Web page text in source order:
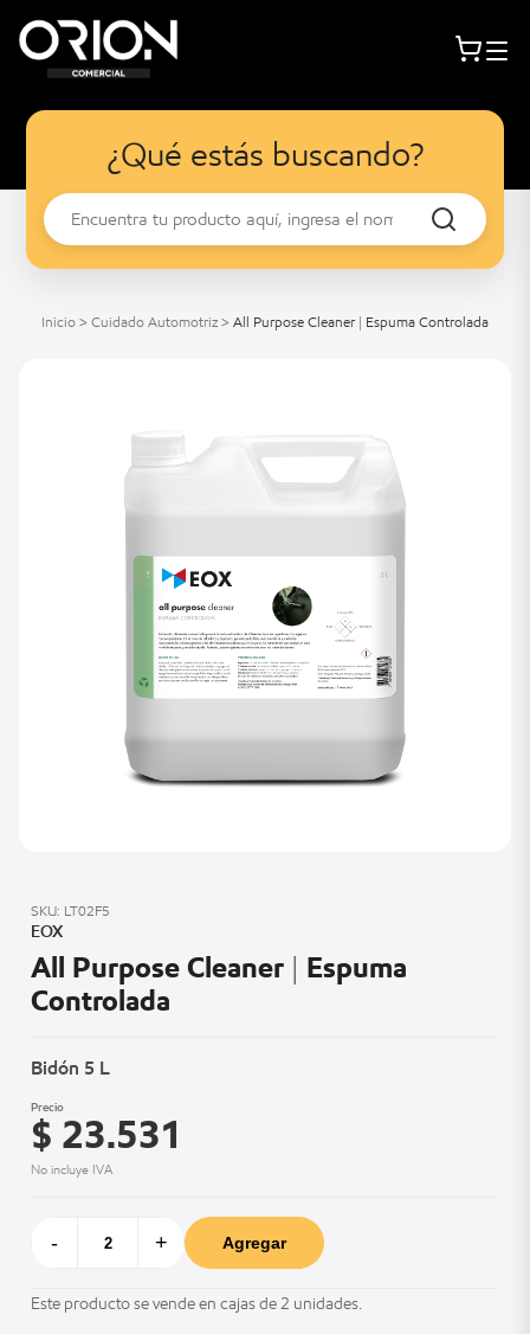
¿Qué estás buscando?
Inicio > Cuidado Automotriz > All Purpose Cleaner | Espuma Controlada
SKU: LT02F5
EOX
All Purpose Cleaner | Espuma
Controlada
Bidón 5 L
Precio
$ 23.531
No incluye IVA
- + Agregar
Este producto se vende en cajas de 2 unidades.